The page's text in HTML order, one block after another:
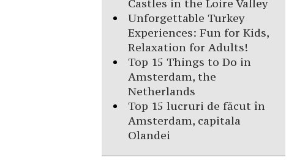
Castles in the Loire Valley
Unforgettable Turkey
Experiences: Fun for Kids,
Relaxation for Adults!
Top 15 Things to Do in
Amsterdam, the
Netherlands
Top 15 lucruri de făcut în
Amsterdam, capitala
Olandei